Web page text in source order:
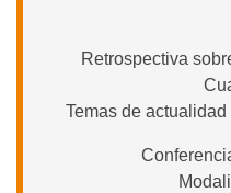
Retrospectiva
Temas de